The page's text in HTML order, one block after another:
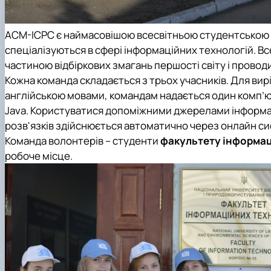
АСМ-ІСРС є наймасовішою всесвітньою студентською
спеціалізуються в сфері інформаційних технологій.
частиною відбіркових змагань першості світу і
Кожна команда складається з трьох учасників. Для
англійською мовами, командам надається один
Java. Користуватися допоміжними джерелами
розв'язків здійснюється автоматично через онлайн
Команда волонтерів – студентифакультету
робоче місце.